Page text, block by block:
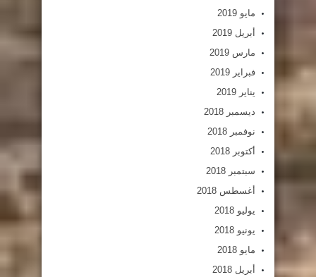
مايو 2019
أبريل 2019
مارس 2019
فبراير 2019
يناير 2019
ديسمبر 2018
نوفمبر 2018
أكتوبر 2018
سبتمبر 2018
أغسطس 2018
يوليو 2018
يونيو 2018
مايو 2018
أبريل 2018